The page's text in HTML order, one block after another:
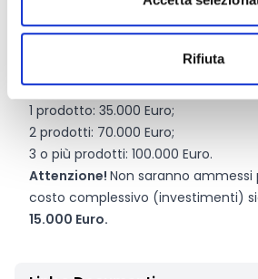
Rifiuta
1 prodotto: 50.000 Euro;
3 o più prodotti: 150.000 Euro.
Altri beneficiari:
1 prodotto: 35.000 Euro;
2 prodotti: 70.000 Euro;
3 o più prodotti: 100.000 Euro.
Attenzione! Non saranno
costo complessivo (investimenti)
15.000 Euro.